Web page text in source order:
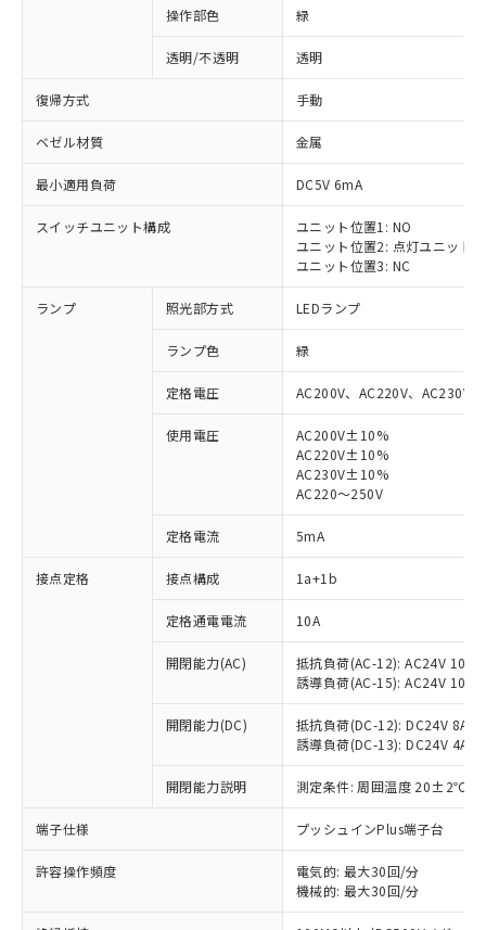
操作部色 緑
透明/不透明 透明
復帰方式 手動
ベゼル材質 金属
最小適用負荷 DC5V 6mA
スイッチユニット構成
ユニット位置1: NO
ユニット位置2: 点灯ユニット
ユニット位置3: NC
ランプ 照光部方式 LEDランプ
ランプ色 緑
定格電圧 AC200V、AC220V、AC230V
使用電圧
AC200V±10%
AC220V±10%
AC230V±10%
AC220～250V
定格電流 5mA
接点定格 接点構成 1a+1b
定格通電電流 10A
開閉能力(AC)
抵抗負荷(AC-12): AC24V 10A/
誘導負荷(AC-15): AC24V
開閉能力(DC)
抵抗負荷(DC-12): DC24V 8A/
誘導負荷(DC-13): DC24V 4A/
開閉能力説明 測定条件: 周囲温度 20±2℃、
端子仕様 プッシュインPlus端子台
許容操作頻度
電気的: 最大30回/分
機械的: 最大30回/分
ご利用条件
以下の条件をお読みいただき、同意のうえ
ご利用ください。
本サービスは、当社制御機器事業取扱
商品の当社在庫状況および標準価格
(税抜)を提供させていただくもので
当社制御機器事業取扱商品の中には、
※1 対応状況
対応済み：EU RoHS指令（10物質）の
非含有に対応した製品が提供可能な商品で
対応予定：EU RoHS指令（10物質）の非含
有に対応した製品に切り替える予定のある
対応予定なし：EU RoHS指令（10物質）の
非含有に非対応の商品で、対応品を出す予
定はありません。
調査・確認中：EU RoHS指令（10物質）の
非含有の対応状況を調査中または確認中の
商品です。
非該当品：ライセンス料など無形物で、有
害物質有無と関係のない商品です。
※1 中国RoHS○×表
「○」：最大均質材料含有率が中国RoHSの
基準値以下であることを示します。